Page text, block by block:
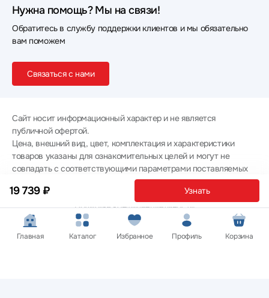
19 739 ₽ Узнать
Нужна помощь? Мы на связи!
Обратитесь в службу поддержки клиентов и мы обязательно
вам поможем
Связаться с нами
Сайт носит информационный характер и не является
публичной офертой.
Цена, внешний вид, цвет, комплектация и характеристики
товаров указаны для ознакомительных целей и могут не
совпадать с соответствующими параметрами поставляемых
товаров - уточняйте информацию у менеджера при
оформлении заказа.
Политика конфиденциальности
© 2012 — 2026 ООО «Эпл Тэк»
Главная Каталог Избранное Профиль Корзина